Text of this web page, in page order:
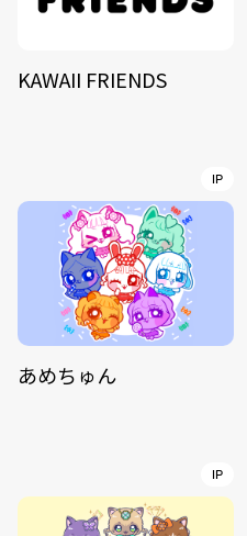
KAWAII FRIENDS
IP
あめちゅん
IP